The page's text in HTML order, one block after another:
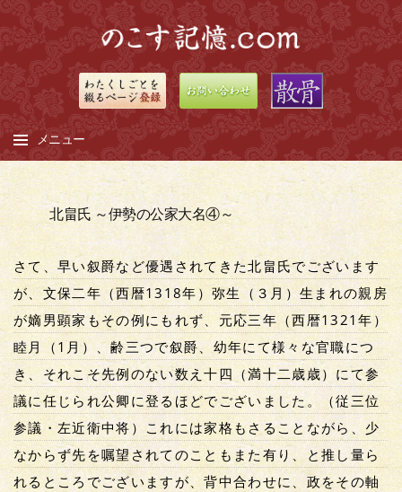
メニュー
コ
ン
テ
ン
ツ
へ
ス
キ
ッ
プ
北畠氏 ～伊勢の公家大名④～
さて、早い叙爵など優遇されてきた北畠氏でございます
が、文保二年（西暦1318年）弥生（３月）生まれの親房
が嫡男顕家もその例にもれず、元応三年（西暦1321年）
睦月（1月）、齢三つで叙爵、幼年にて様々な官職につ
き、それこそ先例のない数え十四（満十二歳歳）にて参
議に任じられ公卿に登るほどでございました。（従三位
参議・左近衛中将）これには家格もさることながら、少
なからず先を嘱望されてのこともまた有り、と推し量ら
れるところでございますが、背中合わせに、政をその軸